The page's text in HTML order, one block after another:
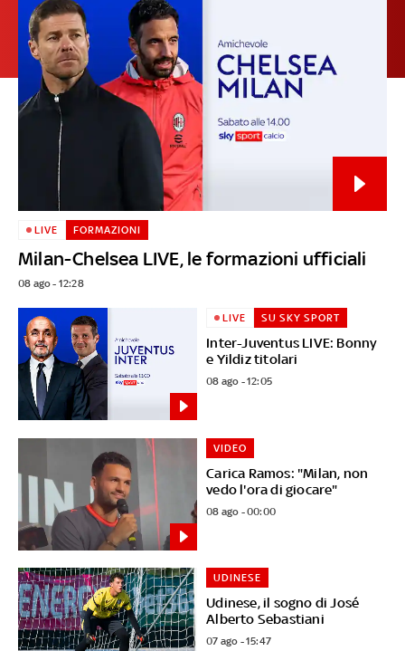
Milan-Chelsea LIVE, le formazioni ufficiali
LIVE FORMAZIONI
08 ago - 12:28
Inter-Juventus LIVE: Bonny
e Yildiz titolari
LIVE SU SKY SPORT
08 ago - 12:05
Carica Ramos: "Milan, non
vedo l'ora di giocare"
VIDEO
08 ago - 00:00
Udinese, il sogno di José
Alberto Sebastiani
UDINESE
07 ago - 15:47